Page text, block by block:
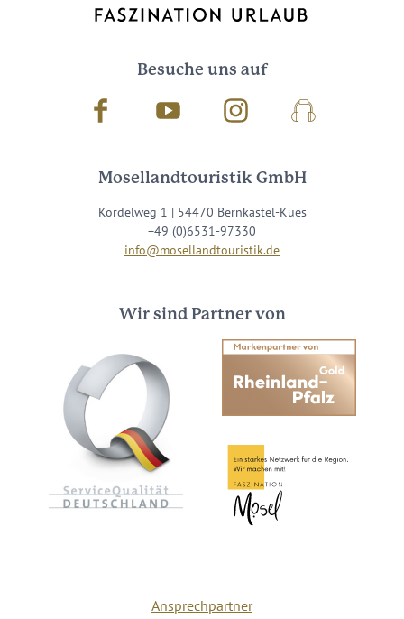
Besuche uns auf
Facebook Youtube InstagramPodcast
Mosellandtouristik GmbH
Kordelweg 1 | 54470 Bernkastel-Kues
+49 (0)6531-97330
info@mosellandtouristik.de
Wir sind Partner von
Ansprechpartner